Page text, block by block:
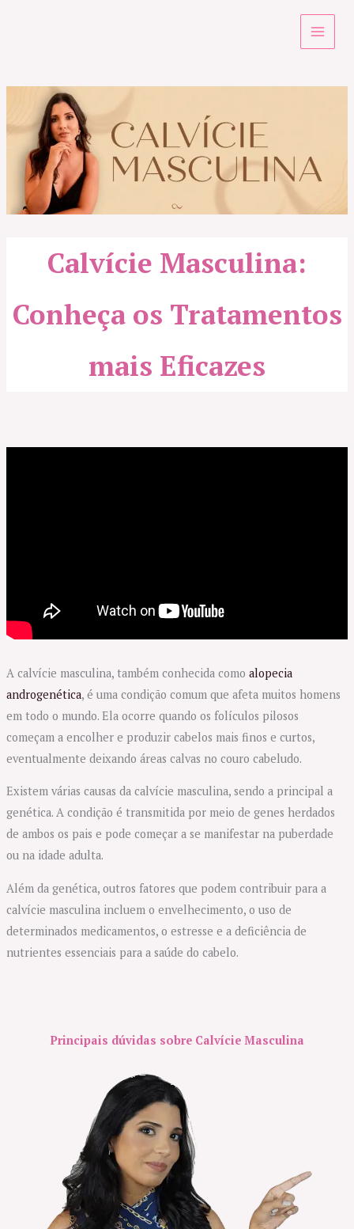
Calvície Masculina:
Conheça os Tratamentos
mais Eficazes
A calvície masculina, também conhecida como alopecia
androgenética, é uma condição comum que afeta muitos homens
em todo o mundo. Ela ocorre quando os folículos pilosos
começam a encolher e produzir cabelos mais finos e curtos,
eventualmente deixando áreas calvas no couro cabeludo.
Existem várias causas da calvície masculina, sendo a principal a
genética. A condição é transmitida por meio de genes herdados
de ambos os pais e pode começar a se manifestar na puberdade
ou na idade adulta.
Além da genética, outros fatores que podem contribuir para a
calvície masculina incluem o envelhecimento, o uso de
determinados medicamentos, o estresse e a deficiência de
nutrientes essenciais para a saúde do cabelo.
Principais dúvidas sobre Calvície Masculina